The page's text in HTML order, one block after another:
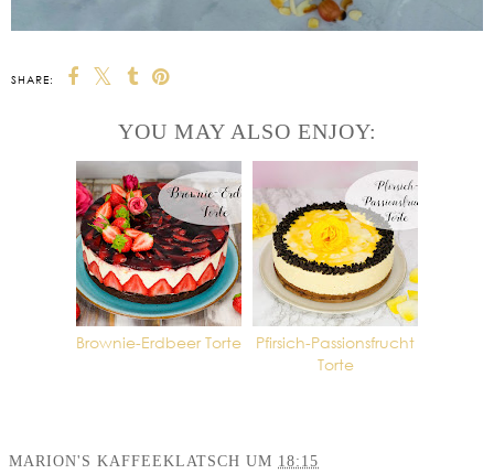
SHARE:
YOU MAY ALSO ENJOY:
Brownie-Erdbeer Torte
Pfirsich-Passionsfrucht
Torte
MARION'S KAFFEEKLATSCH UM 18:15